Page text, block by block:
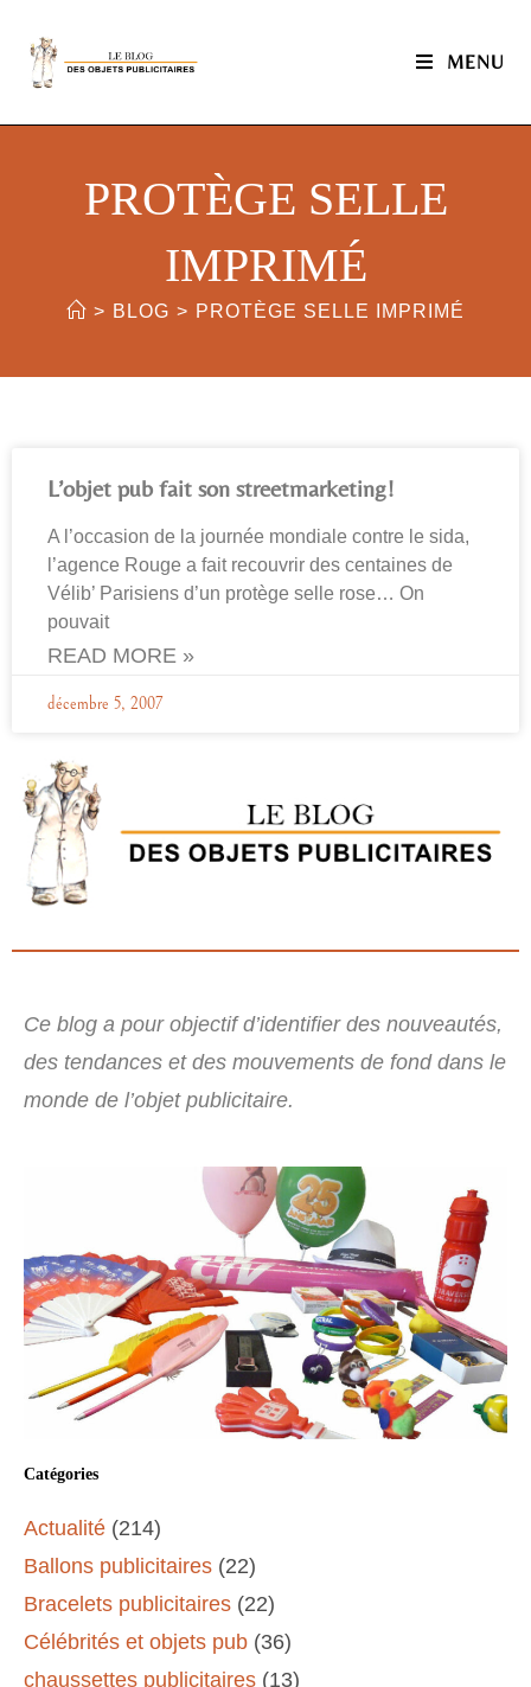
MENU
PROTÈGE SELLE
IMPRIMÉ
> BLOG > PROTÈGE SELLE IMPRIMÉ
L’objet pub fait son streetmarketing!
A l’occasion de la journée mondiale contre le sida,
l’agence Rouge a fait recouvrir des centaines de
Vélib’ Parisiens d’un protège selle rose… On
pouvait
READ MORE »
décembre 5, 2007
Ce blog a pour objectif d’identifier des nouveautés,
des tendances et des mouvements de fond dans le
monde de l’objet publicitaire.
Catégories
Actualité (214)
Ballons publicitaires (22)
Bracelets publicitaires (22)
Célébrités et objets pub (36)
chaussettes publicitaires (13)